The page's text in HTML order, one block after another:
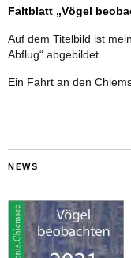
Faltblatt „Vögel
Auf dem Titelbild ist
Abflug“ abgebildet.
Ein Fahrt an den
NEWS